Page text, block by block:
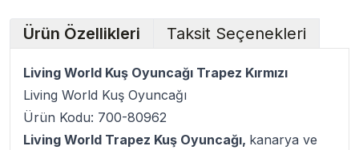
Ürün Özellikleri Taksit Seçenekleri
Living World Kuş Oyuncağı Trapez Kırmızı
Living World Kuş Oyuncağı
Ürün Kodu: 700-80962
Living World Trapez Kuş Oyuncağı, kanarya ve